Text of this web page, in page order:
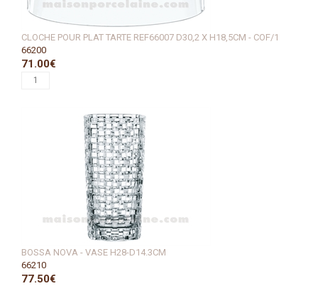
CLOCHE POUR PLAT TARTE REF66007 D30,2 X H18,5CM - COF/1
66200
71.00€
BOSSA NOVA - VASE H28-D14.3CM
66210
77.50€